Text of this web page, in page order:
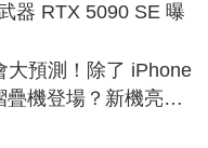
器 RTX 5090 SE 曝
大預測！除了 iPhone
疊機登場？新機亮點